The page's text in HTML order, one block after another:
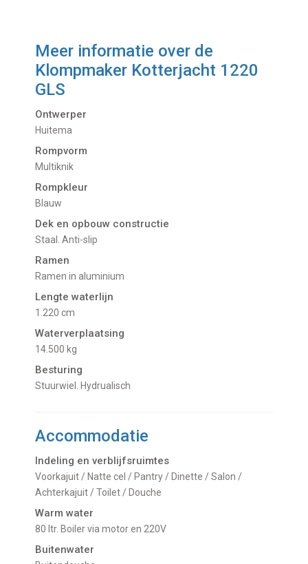
Meer informatie over de
Klompmaker Kotterjacht 1220
GLS
Ontwerper
Huitema
Rompvorm
Multiknik
Rompkleur
Blauw
Dek en opbouw constructie
Staal. Anti-slip
Ramen
Ramen in aluminium
Lengte waterlijn
1.220 cm
Waterverplaatsing
14.500 kg
Besturing
Stuurwiel. Hydrualisch
Accommodatie
Indeling en verblijfsruimtes
Voorkajuit / Natte cel / Pantry / Dinette / Salon /
Achterkajuit / Toilet / Douche
Warm water
80 ltr. Boiler via motor en 220V
Buitenwater